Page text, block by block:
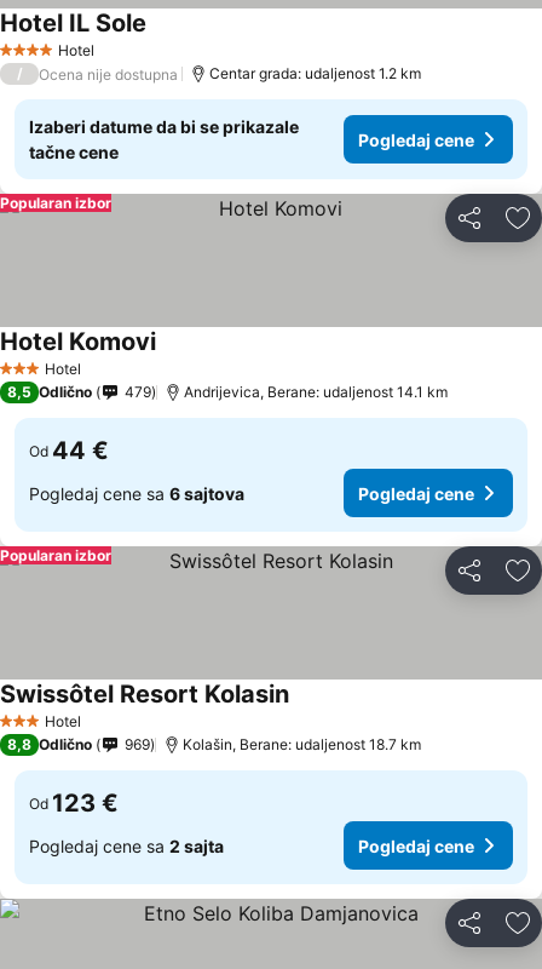
4 ZvezdiceHotel
Hotel IL Sole
/ Ocena nije dostupna Centar grada: udaljenost 1.2 km
Izaberi datume da bi se prikazale
tačne cene
Pogledaj cene
Deli
Popularan izbor
3 Zvezdice
Hotel
Hotel Komovi
8,5 Odlično 479 Andrijevica, Berane: udaljenost 14.1 km
Od 44 €
Pogledaj cene sa 6 sajtova Pogledaj cene
Deli
Popularan izbor
3 Zvezdice
Hotel
Swissôtel Resort Kolasin
8,8 Odlično 969 Kolašin, Berane: udaljenost 18.7 km
Od 123 €
Pogledaj cene sa 2 sajta Pogledaj cene
Deli